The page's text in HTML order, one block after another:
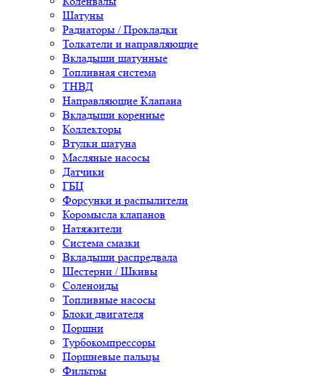
Шатуны
Радиаторы / Прокладки
Толкатели и направляющие
Вкладыши шатунные
Топливная система
ТНВД
Направляющие Клапана
Вкладыши коренные
Коллекторы
Втулки шатуна
Масляные насосы
Датчики
ГБЦ
Форсунки и распылители
Коромысла клапанов
Натяжители
Система смазки
Вкладыши распредвала
Шестерни / Шкивы
Соленоиды
Топливные насосы
Блоки двигателя
Поршни
Турбокомпрессоры
Поршневые пальцы
Фильтры